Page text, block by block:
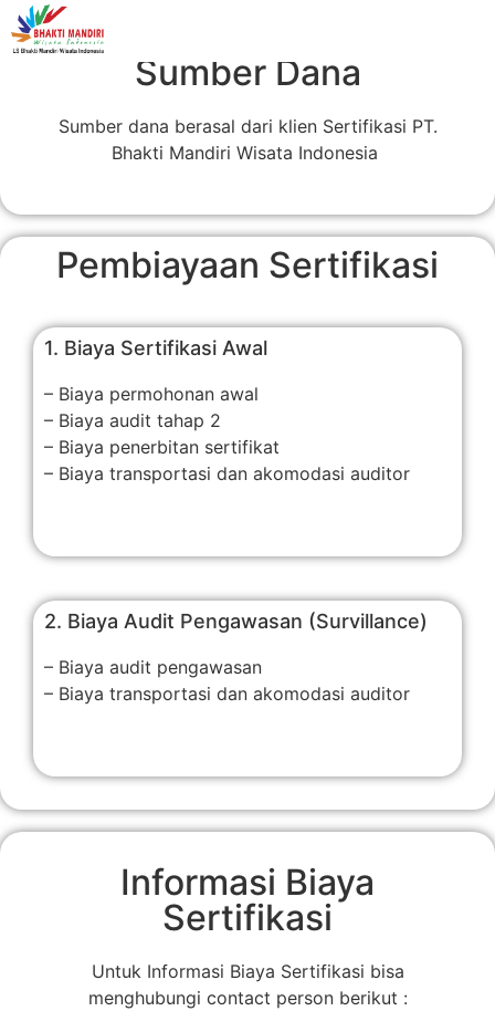
Sumber Dana
Sumber dana berasal dari klien Sertifikasi PT.
Bhakti Mandiri Wisata Indonesia
Pembiayaan Sertifikasi
1. Biaya Sertifikasi Awal
– Biaya permohonan awal
– Biaya audit tahap 2
– Biaya penerbitan sertifikat
– Biaya transportasi dan akomodasi auditor
2. Biaya Audit Pengawasan (Survillance)
– Biaya audit pengawasan
– Biaya transportasi dan akomodasi auditor
Informasi Biaya
Sertifikasi
Untuk Informasi Biaya Sertifikasi bisa
menghubungi contact person berikut :